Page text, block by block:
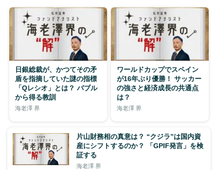
日銀総裁が、かつてその矛
盾を指摘していた謎の指標
「Qレシオ」とは？ バブル
から得る教訓
海老澤 界
ワールドカップでスペイン
が16年ぶり優勝！ サッカー
の強さと経済成長の共通点
は？
海老澤 界
片山財務相の真意は？ “クジラ”は国内資
産にシフトするのか？ 「GPIF発言」を検
証する
海老澤 界